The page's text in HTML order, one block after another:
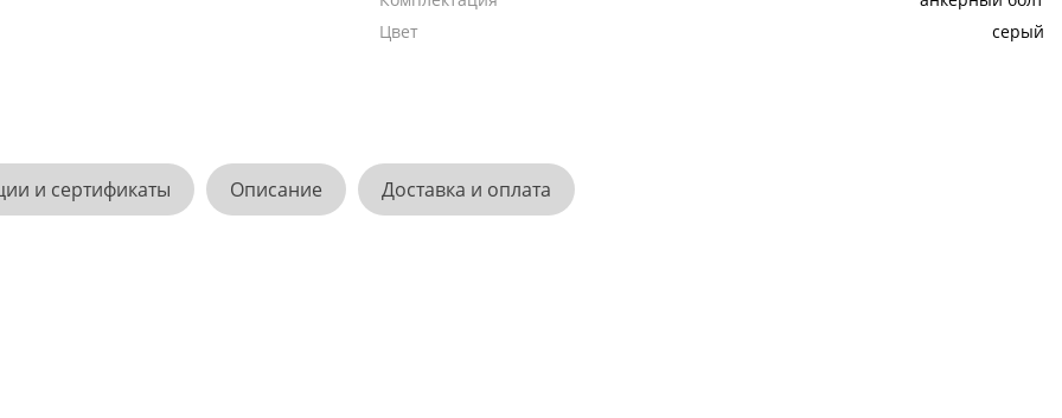
Цвет
серый
и сертификаты Описание Доставка и оплата